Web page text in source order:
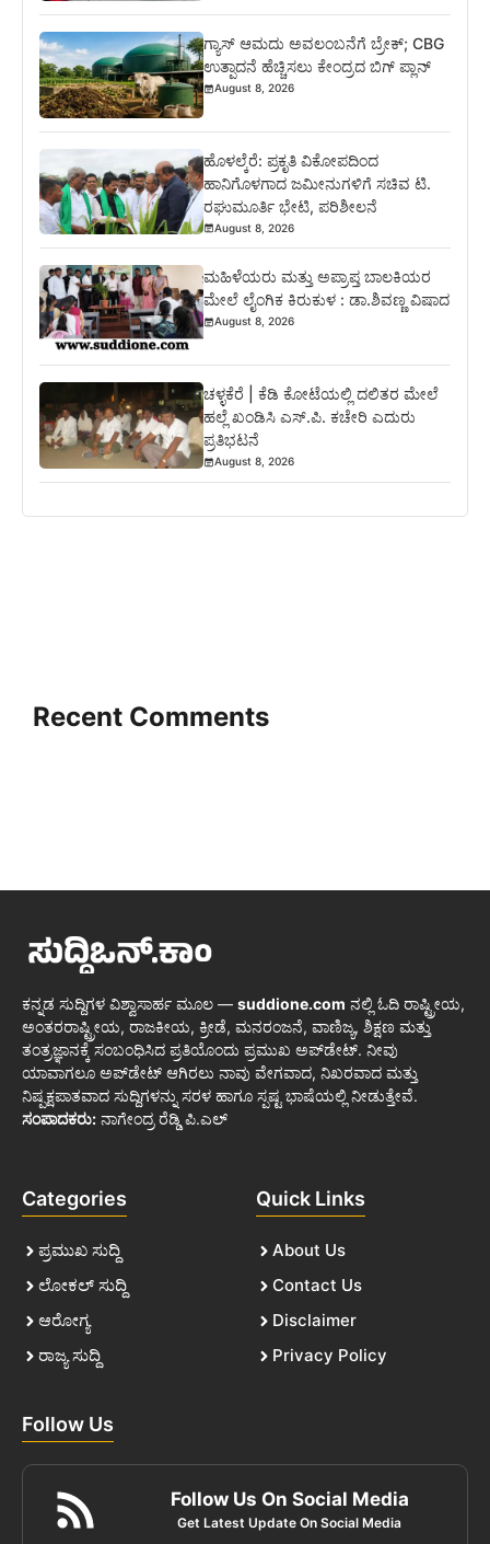
ಗ್ಯಾಸ್ ಆಮದು ಅವಲಂಬನೆಗೆ ಬ್ರೇಕ್; CBG
ಉತ್ಪಾದನೆ ಹೆಚ್ಚಿಸಲು ಕೇಂದ್ರದ ಬಿಗ್ ಪ್ಲಾನ್
August 8, 2026
ಹೊಳಲ್ಕೆರೆ: ಪ್ರಕೃತಿ ವಿಕೋಪದಿಂದ
ಹಾನಿಗೊಳಗಾದ ಜಮೀನುಗಳಿಗೆ ಸಚಿವ ಟಿ.
ರಘುಮೂರ್ತಿ ಭೇಟಿ, ಪರಿಶೀಲನೆ
August 8, 2026
ಮಹಿಳೆಯರು ಮತ್ತು ಅಪ್ರಾಪ್ತ ಬಾಲಕಿಯರ
ಮೇಲೆ ಲೈಂಗಿಕ ಕಿರುಕುಳ : ಡಾ.ಶಿವಣ್ಣ ವಿಷಾದ
August 8, 2026
ಚಳ್ಳಕೆರೆ | ಕೆಡಿ ಕೋಟೆಯಲ್ಲಿ ದಲಿತರ ಮೇಲೆ
ಹಲ್ಲೆ ಖಂಡಿಸಿ ಎಸ್.ಪಿ. ಕಚೇರಿ ಎದುರು
ಪ್ರತಿಭಟನೆ
August 8, 2026
Recent Comments
ಕನ್ನಡ ಸುದ್ದಿಗಳ ವಿಶ್ವಾಸಾರ್ಹ ಮೂಲ — suddione.com ನಲ್ಲಿ ಓದಿ ರಾಷ್ಟ್ರೀಯ,
ಅಂತರರಾಷ್ಟ್ರೀಯ, ರಾಜಕೀಯ, ಕ್ರೀಡೆ, ಮನರಂಜನೆ, ವಾಣಿಜ್ಯ, ಶಿಕ್ಷಣ ಮತ್ತು
ತಂತ್ರಜ್ಞಾನಕ್ಕೆ ಸಂಬಂಧಿಸಿದ ಪ್ರತಿಯೊಂದು ಪ್ರಮುಖ ಅಪ್‌ಡೇಟ್. ನೀವು
ಯಾವಾಗಲೂ ಅಪ್‌ಡೇಟ್ ಆಗಿರಲು ನಾವು ವೇಗವಾದ, ನಿಖರವಾದ ಮತ್ತು
ನಿಷ್ಪಕ್ಷಪಾತವಾದ ಸುದ್ದಿಗಳನ್ನು ಸರಳ ಹಾಗೂ ಸ್ಪಷ್ಟ ಭಾಷೆಯಲ್ಲಿ ನೀಡುತ್ತೇವೆ.
ಸಂಪಾದಕರು: ನಾಗೇಂದ್ರ ರೆಡ್ಡಿ ಪಿ.ಎಲ್
Categories
ಪ್ರಮುಖ ಸುದ್ದಿ
ಲೋಕಲ್ ಸುದ್ದಿ
ಆರೋಗ್ಯ
ರಾಜ್ಯ ಸುದ್ದಿ
Quick Links
About Us
Contact Us
Disclaimer
Privacy Policy
Follow Us
Follow Us On Social Media
Get Latest Update On Social Media